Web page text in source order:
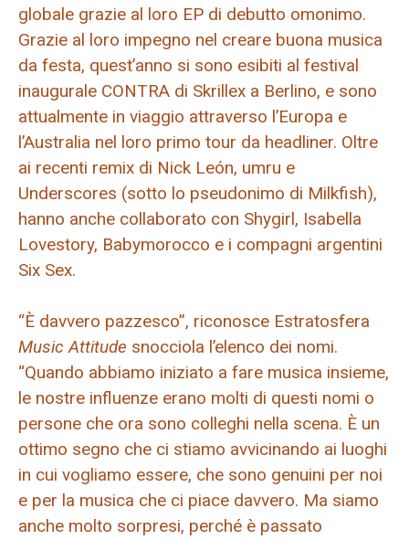
globale grazie al loro EP di debutto omonimo.
Grazie al loro impegno nel creare buona musica
da festa, quest’anno si sono esibiti al festival
inaugurale CONTRA di Skrillex a Berlino, e sono
attualmente in viaggio attraverso l’Europa e
l’Australia nel loro primo tour da headliner. Oltre
ai recenti remix di Nick León, umru e
Underscores (sotto lo pseudonimo di Milkfish),
hanno anche collaborato con Shygirl, Isabella
Lovestory, Babymorocco e i compagni argentini
Six Sex.
“È davvero pazzesco”, riconosce Estratosfera
Music Attitude snocciola l’elenco dei nomi.
“Quando abbiamo iniziato a fare musica insieme,
le nostre influenze erano molti di questi nomi o
persone che ora sono colleghi nella scena. È un
ottimo segno che ci stiamo avvicinando ai luoghi
in cui vogliamo essere, che sono genuini per noi
e per la musica che ci piace davvero. Ma siamo
anche molto sorpresi, perché è passato